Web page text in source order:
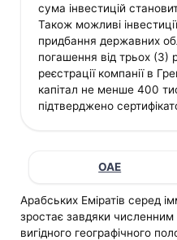
сума інвестицій
Також можливі
придбання державних
погашення від трьох (3)
реєстрації компанії в
капітал не менше 400
підтверджено
ОАЕ
Арабських Еміратів серед
зростає завдяки
вигідного географічного